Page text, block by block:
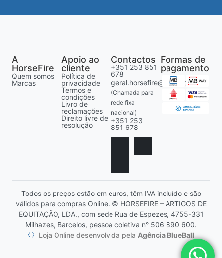
A
HorseFire
Quem somos
Marcas
Apoio ao
cliente
Política de
privacidade
Termos e
condições
Livro de
reclamações
Direito livre de
resolução
Contactos
+351 253 851
678
geral.horsefire@gmail.com
(Chamada para
rede fixa
nacional)
+351 253
851 678
Formas de
pagamento
Todos os preços estão em euros, têm IVA incluído e são
válidos para compras Online. © HORSEFIRE – ARTIGOS DE
EQUITAÇÃO, LDA., com sede Rua de Espezes, 4755-331
Milhazes, Barcelos, pessoa coletiva n° 506 890 600.
Loja Online desenvolvida pela Agência BlueBall